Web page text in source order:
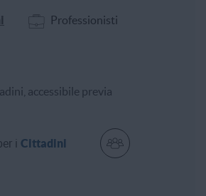
Professionisti
accessibile previa
i Cittadini